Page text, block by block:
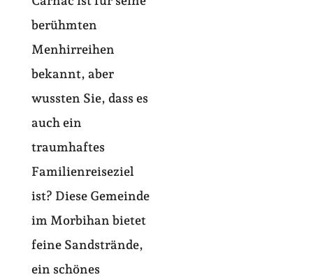
berühmten
Menhirreihen
bekannt, aber
wussten Sie, dass es
auch ein
traumhaftes
Familienreiseziel
ist? Diese Gemeinde
im Morbihan bietet
feine Sandstrände,
ein schönes